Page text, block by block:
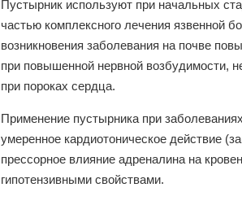
Пустырник используют при начальных
частью комплексного лечения язвенной
возникновения заболевания на почве
при повышенной нервной возбудимости,
при пороках сердца.
Применение пустырника при
умеренное кардиотоническое действие
прессорное влияние адреналина на
гипотензивными свойствами.